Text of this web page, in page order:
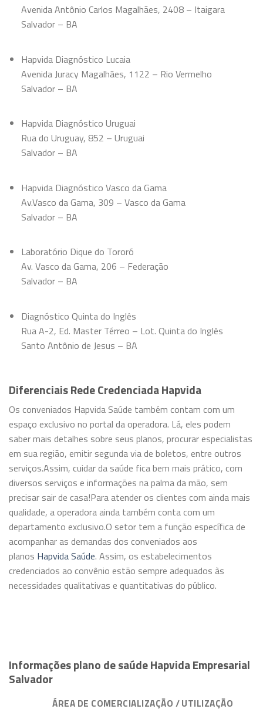
Avenida Antônio Carlos Magalhães, 2408 – Itaigara
Salvador – BA
Hapvida Diagnóstico Lucaia
Avenida Juracy Magalhães, 1122 – Rio Vermelho
Salvador – BA
Hapvida Diagnóstico Uruguai
Rua do Uruguay, 852 – Uruguai
Salvador – BA
Hapvida Diagnóstico Vasco da Gama
Av.Vasco da Gama, 309 – Vasco da Gama
Salvador – BA
Laboratório Dique do Tororó
Av. Vasco da Gama, 206 – Federação
Salvador – BA
Diagnóstico Quinta do Inglês
Rua A-2, Ed. Master Térreo – Lot. Quinta do Inglês
Santo Antônio de Jesus – BA
Diferenciais Rede Credenciada Hapvida
Os conveniados Hapvida Saúde também contam com um
espaço exclusivo no portal da operadora. Lá, eles podem
saber mais detalhes sobre seus planos, procurar especialistas
em sua região, emitir segunda via de boletos, entre outros
serviços.Assim, cuidar da saúde fica bem mais prático, com
diversos serviços e informações na palma da mão, sem
precisar sair de casa!Para atender os clientes com ainda mais
qualidade, a operadora ainda também conta com um
departamento exclusivo.O setor tem a função específica de
acompanhar as demandas dos conveniados aos
planos Hapvida Saúde. Assim, os estabelecimentos
credenciados ao convênio estão sempre adequados às
necessidades qualitativas e quantitativas do público.
Informações plano de saúde Hapvida Empresarial
Salvador
ÁREA DE COMERCIALIZAÇÃO / UTILIZAÇÃO